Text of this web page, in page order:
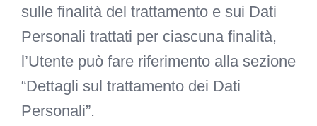
sulle finalità del trattamento e sui Dati
Personali trattati per ciascuna finalità,
l’Utente può fare riferimento alla sezione
“Dettagli sul trattamento dei Dati
Personali”.